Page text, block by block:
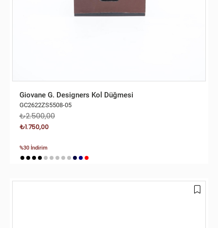
Giovane G. Designers Kol Düğmesi
GC2622ZS5508-05
₺2.500,00
₺1.750,00
%30 İndirim